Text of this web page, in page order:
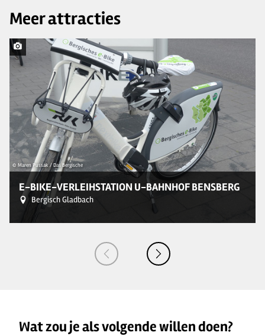
Meer attracties
© Maren Pussak / Das Bergische
E-BIKE-VERLEIHSTATION U-BAHNHOF BENSBERG
Bergisch Gladbach
Wat zou je als volgende willen doen?